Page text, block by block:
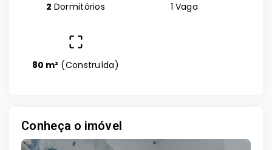
2 Dormitórios 1 Vaga
80 m² (Construída)
Conheça o imóvel